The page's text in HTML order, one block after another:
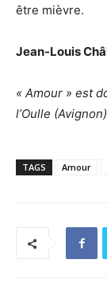
être mièvre.
Jean-Louis
« Amour » est
l’Oulle
TAGS Amour